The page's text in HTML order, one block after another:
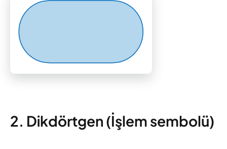
2. Dikdörtgen (İşlem sembolü)